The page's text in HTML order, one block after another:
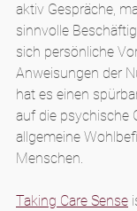
aktiv Gespräche,
sinnvolle
sich persönliche
Anweisungen der
hat es einen
auf die psychische
allgemeine
Menschen.
Taking Care Sense